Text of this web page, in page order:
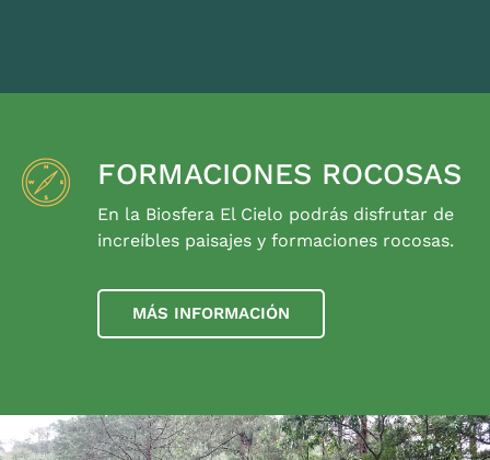
FORMACIONES ROCOSAS
En la Biosfera El Cielo podrás disfrutar de
increíbles paisajes y formaciones rocosas.
MÁS INFORMACIÓN